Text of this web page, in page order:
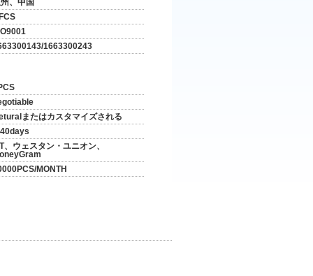
、中国
1663300243
またはカスタマイズされる
、ウェスタン・ユニオン、
MONTH